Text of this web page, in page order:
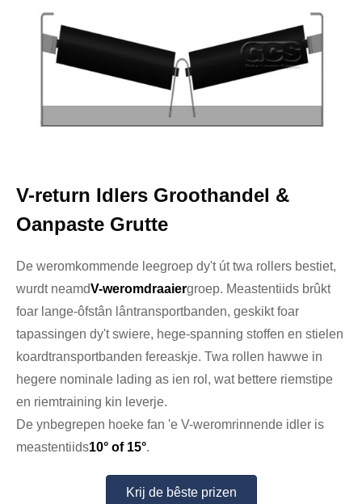
V-return Idlers Groothandel &
Oanpaste Grutte
De weromkommende leegroep dy't út twa rollers bestiet,
wurdt neamdV-weromdraaiergroep. Meastentiids brûkt
foar lange-ôfstân lântransportbanden, geskikt foar
tapassingen dy't swiere, hege-spanning stoffen en stielen
koardtransportbanden fereaskje. Twa rollen hawwe in
hegere nominale lading as ien rol, wat bettere riemstipe
en riemtraining kin leverje.
De ynbegrepen hoeke fan 'e V-weromrinnende idler is
meastentiids10° of 15°.
Krij de bêste prizen